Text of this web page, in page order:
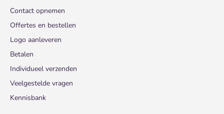
Contact opnemen
Offertes en bestellen
Logo aanleveren
Betalen
Individueel verzenden
Veelgestelde vragen
Kennisbank